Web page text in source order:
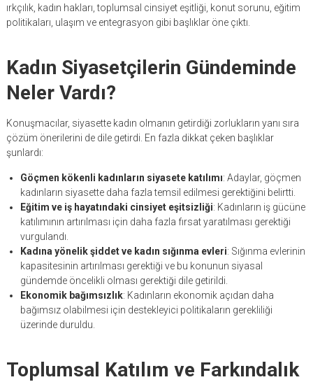
ırkçılık, kadın hakları, toplumsal cinsiyet eşitliği, konut sorunu, eğitim
politikaları, ulaşım ve entegrasyon gibi başlıklar öne çıktı.
Kadın Siyasetçilerin Gündeminde
Neler Vardı?
Konuşmacılar, siyasette kadın olmanın getirdiği zorlukların yanı sıra
çözüm önerilerini de dile getirdi. En fazla dikkat çeken başlıklar
şunlardı:
Göçmen kökenli kadınların siyasete katılımı: Adaylar, göçmen
kadınların siyasette daha fazla temsil edilmesi gerektiğini belirtti.
Eğitim ve iş hayatındaki cinsiyet eşitsizliği: Kadınların iş gücüne
katılımının artırılması için daha fazla fırsat yaratılması gerektiği
vurgulandı.
Kadına yönelik şiddet ve kadın sığınma evleri: Sığınma evlerinin
kapasitesinin artırılması gerektiği ve bu konunun siyasal
gündemde öncelikli olması gerektiği dile getirildi.
Ekonomik bağımsızlık: Kadınların ekonomik açıdan daha
bağımsız olabilmesi için destekleyici politikaların gerekliliği
üzerinde duruldu.
Toplumsal Katılım ve Farkındalık